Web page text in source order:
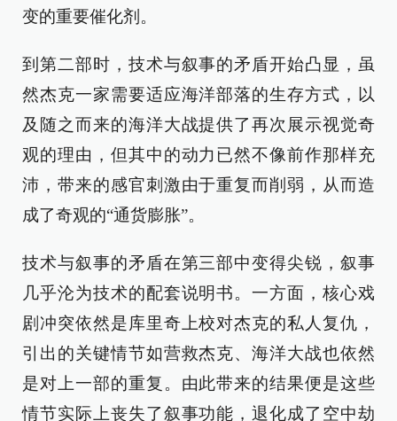
变的重要催化剂。
到第二部时，技术与叙事的矛盾开始凸显，虽
然杰克一家需要适应海洋部落的生存方式，以
及随之而来的海洋大战提供了再次展示视觉奇
观的理由，但其中的动力已然不像前作那样充
沛，带来的感官刺激由于重复而削弱，从而造
成了奇观的“通货膨胀”。
技术与叙事的矛盾在第三部中变得尖锐，叙事
几乎沦为技术的配套说明书。一方面，核心戏
剧冲突依然是库里奇上校对杰克的私人复仇，
引出的关键情节如营救杰克、海洋大战也依然
是对上一部的重复。由此带来的结果便是这些
情节实际上丧失了叙事功能，退化成了空中劫